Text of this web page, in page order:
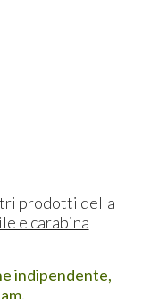
prodotti della
e carabina
indipendente,